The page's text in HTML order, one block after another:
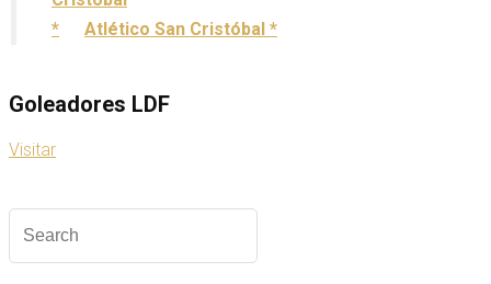
Atlético San Cristóbal *
Goleadores LDF
Visitar